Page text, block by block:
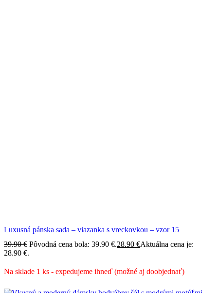
Luxusná pánska sada – viazanka s vreckovkou – vzor 15
39.90€ Pôvodná cena bola: 39.90 €.28.90 €Aktuálna cena je:
28.90 €.
Na sklade 1 ks - expedujeme ihneď (možné aj doobjednať)